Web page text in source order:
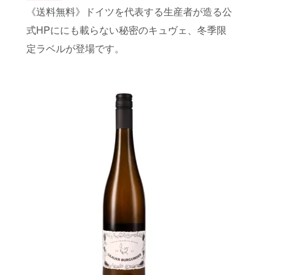
《送料無料》ドイツを代表する生産者が造る公
式HPににも載らない秘密のキュヴェ、冬季限
定ラベルが登場です。